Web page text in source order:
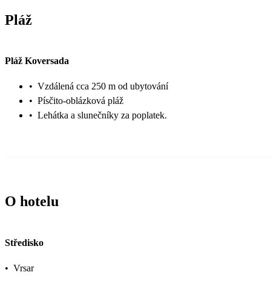
Pláž
Pláž Koversada
• Vzdálená cca 250 m od ubytování
• Písčito-oblázková pláž
• Lehátka a slunečníky za poplatek.
O hotelu
Středisko
• Vrsar